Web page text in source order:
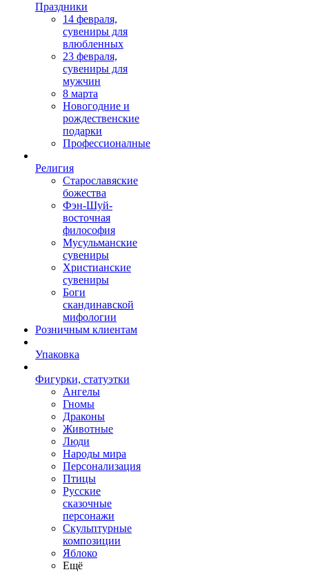
Праздники
14 февраля,
сувениры для
влюбленных
23 февраля,
сувениры для
мужчин
8 марта
Новогодние и
рождественские
подарки
Профессионалные
Религия
Старославяские
божества
Фэн-Шуй-
восточная
философия
Мусульманские
сувениры
Христианские
сувениры
Боги
скандинавской
мифологии
Розничным клиентам
Упаковка
Фигурки, статуэтки
Ангелы
Гномы
Драконы
Животные
Люди
Народы мира
Персонализация
Птицы
Русские
сказочные
персонажи
Скульптурные
композиции
Яблоко
Ещё